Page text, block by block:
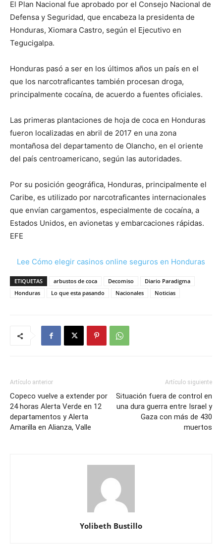
El Plan Nacional fue aprobado por el Consejo Nacional de
Defensa y Seguridad, que encabeza la presidenta de
Honduras, Xiomara Castro, según el Ejecutivo en
Tegucigalpa.
Honduras pasó a ser en los últimos años un país en el
que los narcotraficantes también procesan droga,
principalmente cocaína, de acuerdo a fuentes oficiales.
Las primeras plantaciones de hoja de coca en Honduras
fueron localizadas en abril de 2017 en una zona
montañosa del departamento de Olancho, en el oriente
del país centroamericano, según las autoridades.
Por su posición geográfica, Honduras, principalmente el
Caribe, es utilizado por narcotraficantes internacionales
que envían cargamentos, especialmente de cocaína, a
Estados Unidos, en avionetas y embarcaciones rápidas.
EFE
Lee Cómo elegir casinos online seguros en Honduras
ETIQUETAS arbustos de coca Decomiso
Diario Paradigma
Honduras
Lo que esta pasando Nacionales Noticias
Artículo anterior
Copeco vuelve a extender por
24 horas Alerta Verde en 12
departamentos y Alerta
Amarilla en Alianza, Valle
Artículo siguiente
Situación fuera de control en
una dura guerra entre Israel y
Gaza con más de 430
muertos
Yolibeth Bustillo